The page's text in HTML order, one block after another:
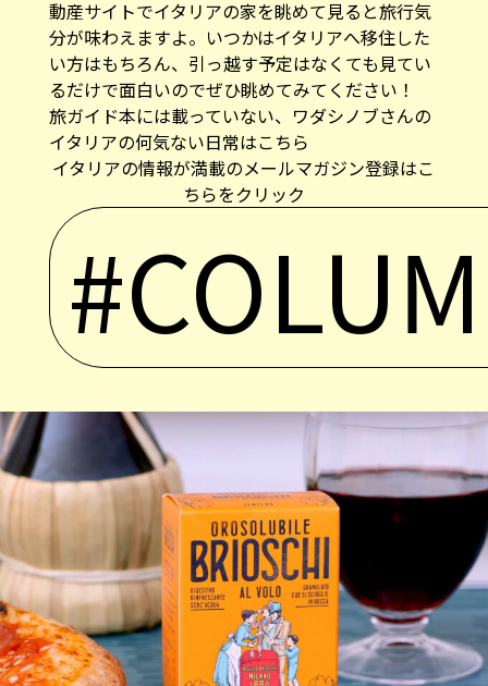
動産サイトでイタリアの家を眺めて見ると旅行気
分が味わえますよ。いつかはイタリアへ移住した
い方はもちろん、引っ越す予定はなくても見てい
るだけで面白いのでぜひ眺めてみてください！
旅ガイド本には載っていない、ワダシノブさんの
イタリアの何気ない日常はこちら
イタリアの情報が満載のメールマガジン登録はこ
ちらをクリック